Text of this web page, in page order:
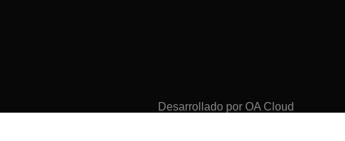
Desarrollado por OA Cloud